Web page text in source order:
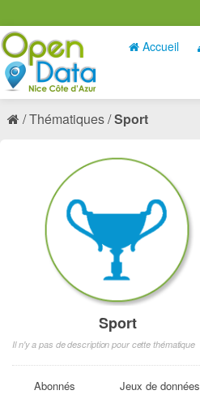
Accueil
Thématiques Sport
Sport
Il n'y a pas de description pour cette thématique
Abonnés Jeux de données